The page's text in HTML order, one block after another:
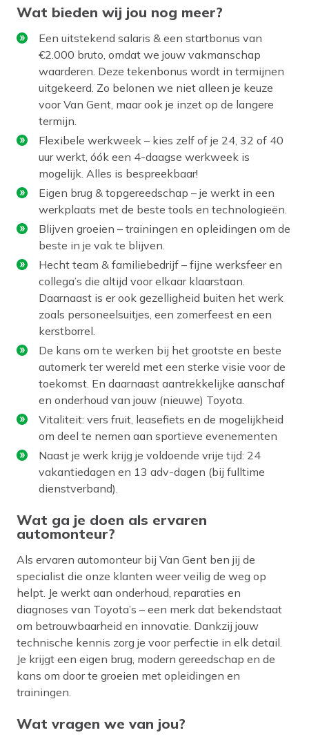
Wat bieden wij jou nog meer?
Een uitstekend salaris & een startbonus van
€2.000 bruto, omdat we jouw vakmanschap
waarderen. Deze tekenbonus wordt in termijnen
uitgekeerd. Zo belonen we niet alleen je keuze
voor Van Gent, maar ook je inzet op de langere
termijn.
Flexibele werkweek – kies zelf of je 24, 32 of 40
uur werkt, óók een 4-daagse werkweek is
mogelijk. Alles is bespreekbaar!
Eigen brug & topgereedschap – je werkt in een
werkplaats met de beste tools en technologieën.
Blijven groeien – trainingen en opleidingen om de
beste in je vak te blijven.
Hecht team & familiebedrijf – fijne werksfeer en
collega’s die altijd voor elkaar klaarstaan.
Daarnaast is er ook gezelligheid buiten het werk
zoals personeelsuitjes, een zomerfeest en een
kerstborrel.
De kans om te werken bij het grootste en beste
automerk ter wereld met een sterke visie voor de
toekomst. En daarnaast aantrekkelijke aanschaf
en onderhoud van jouw (nieuwe) Toyota.
Vitaliteit: vers fruit, leasefiets en de mogelijkheid
om deel te nemen aan sportieve evenementen
Naast je werk krijg je voldoende vrije tijd: 24
vakantiedagen en 13 adv-dagen (bij fulltime
dienstverband).
Wat ga je doen als ervaren
automonteur?
Als ervaren automonteur bij Van Gent ben jij de
specialist die onze klanten weer veilig de weg op
helpt. Je werkt aan onderhoud, reparaties en
diagnoses van Toyota’s – een merk dat bekendstaat
om betrouwbaarheid en innovatie. Dankzij jouw
technische kennis zorg je voor perfectie in elk detail.
Je krijgt een eigen brug, modern gereedschap en de
kans om door te groeien met opleidingen en
trainingen.
Wat vragen we van jou?